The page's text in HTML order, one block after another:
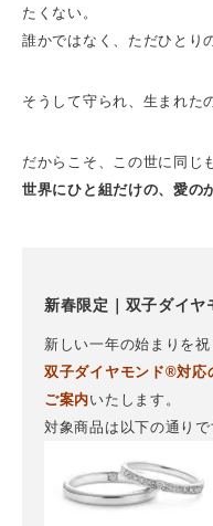
たくない。
誰かではなく、ただひと
そうして守られ、生まれた
だからこそ、この世に同じ
世界にひと組だけの、愛の
新春限定｜双子ダイ
新しい一年の始まりを祝
双子ダイヤモンド®対応
ご案内いたします。
対象商品は以下の通りで